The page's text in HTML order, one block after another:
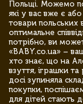
Польщі. Можемо
які у вас вже є
товари польських
оптимальне
потрібно, ви
«BABY.co.ua» –
хто знає, що на
взуття, іграшки та
досі зупиняла
покупки,
для дітей стають